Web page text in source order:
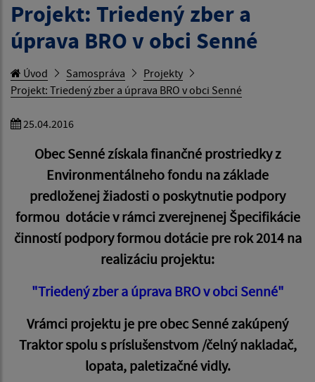
Projekt: Triedený zber a
úprava BRO v obci Senné
Úvod Samospráva
Projekty
Projekt: Triedený zber a úprava BRO v obci Senné
25.04.2016
Obec Senné získala finančné prostriedky z
Environmentálneho fondu na základe
predloženej žiadosti o poskytnutie podpory
formou dotácie v rámci zverejnenej Špecifikácie
činností podpory formou dotácie pre rok 2014 na
realizáciu projektu:
"Triedený zber a úprava BRO v obci Senné"
Vrámci projektu je pre obec Senné zakúpený
Traktor spolu s príslušenstvom /čelný nakladač,
lopata, paletizačné vidly.